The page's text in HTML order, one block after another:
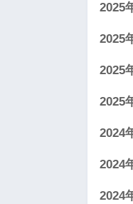
2025
2025
2025
2025
2024
2024
2024